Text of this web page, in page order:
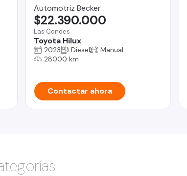
Automotriz Becker
Las Condes
Toyota Hilux
$22.390.000
2023 Diesel
Manual
28000 km
Contactar ahora